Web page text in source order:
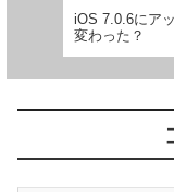
iOS 7.0.6にア
変わった？